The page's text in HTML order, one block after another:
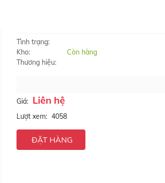
Tình trạng:
Kho:
Còn hàng
Thương hiệu:
Giá: Liên hệ
Lượt xem: 4058
ĐẶT HÀNG